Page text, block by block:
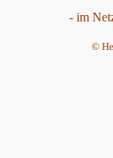
- im
©